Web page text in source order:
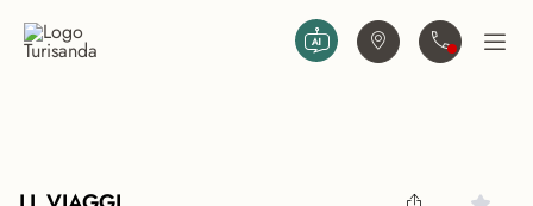
Trova agenziaContattaciApri